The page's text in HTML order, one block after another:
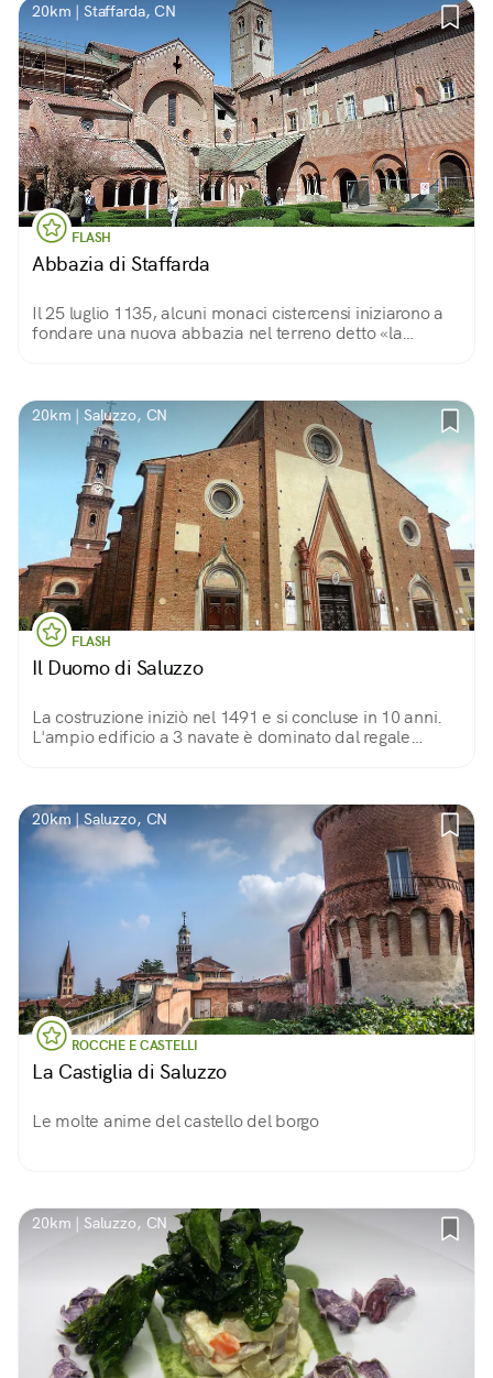
20km | Staffarda, CN
FLASH
Abbazia di Staffarda
Il 25 luglio 1135, alcuni monaci cistercensi iniziarono a
fondare una nuova abbazia nel terreno detto «la
20km | Saluzzo, CN
FLASH
Il Duomo di Saluzzo
La costruzione iniziò nel 1491 e si concluse in 10 anni.
L'ampio edificio a 3 navate è dominato dal regale
20km | Saluzzo, CN
ROCCHE E CASTELLI
La Castiglia di Saluzzo
Le molte anime del castello del borgo
20km | Saluzzo, CN